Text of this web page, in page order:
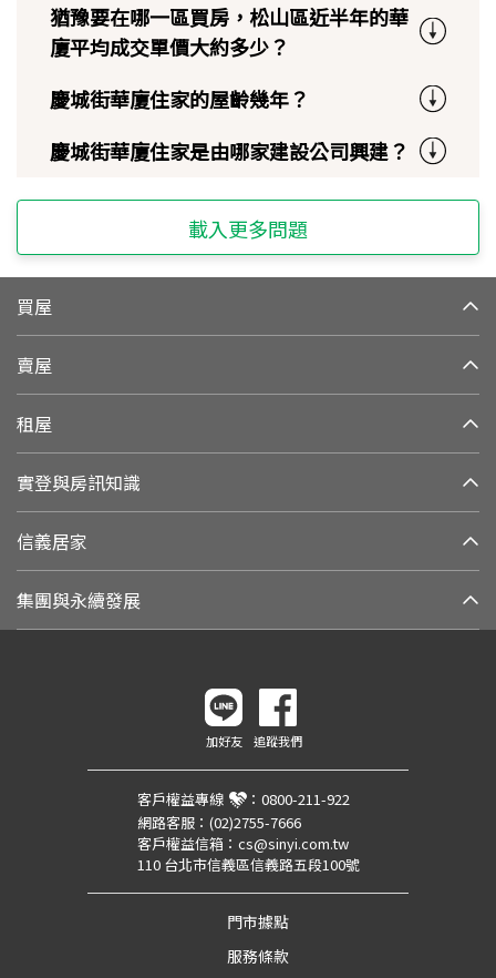
猶豫要在哪一區買房，松山區近半年的華
廈平均成交單價大約多少？
慶城街華廈住家的屋齡幾年？
慶城街華廈住家是由哪家建設公司興建？
載入更多問題
買屋
賣屋
租屋
實登與房訊知識
信義居家
集團與永續發展
加好友 追蹤我們
客戶權益專線 ： 0800-211-922
網路客服： (02)2755-7666
客戶權益信箱： cs@sinyi.com.tw
110 台北市信義區信義路五段100號
門市據點
服務條款